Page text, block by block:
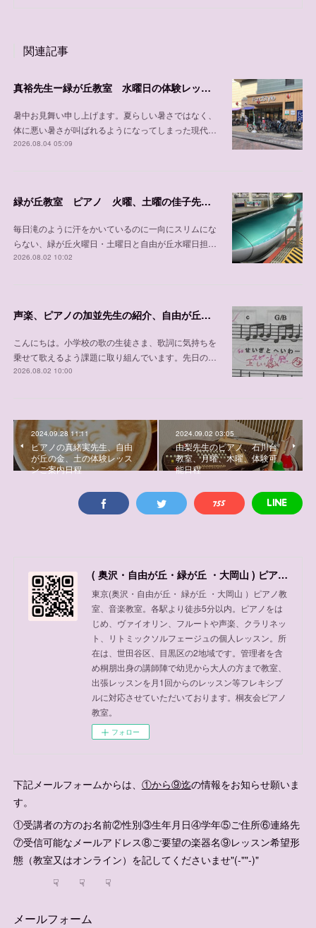
関連記事
真裕先生ー緑が丘教室 水曜日の体験レッスン可能日程
暑中お見舞い申し上げます。夏らしい暑さではなく、
体に悪い暑さが叫ばれるようになってしまった現代…
2026.08.04 05:09
緑が丘教室 ピアノ 火曜、土曜の佳子先生の紹介
毎日滝のように汗をかいているのに一向にスリムにな
らない、緑が丘火曜日・土曜日と自由が丘水曜日担…
2026.08.02 10:02
声楽、ピアノの加並先生の紹介、自由が丘教室 木曜日、 土曜日、日曜日/緑が丘教室 金曜日
こんにちは。小学校の歌の生徒さま、歌詞に気持ちを
乗せて歌えるよう課題に取り組んでいます。先日の…
2026.08.02 10:00
2024.09.28 11:11
ピアノの真緒実先生、自由
が丘の金、土の体験レッス
ンご案内日程
2024.09.02 03:05
由梨先生のピアノ、石川台
教室、月曜、木曜、体験可
能日程
( 奥沢・自由が丘・緑が丘 ・大岡山 ) ピアノ教室、音楽教室
東京(奥沢・自由が丘・ 緑が丘 ・大岡山 ）ピアノ教
室、音楽教室。各駅より徒歩5分以内。ピアノをは
じめ、ヴァイオリン、フルートや声楽、クラリネッ
ト、リトミックソルフェージュの個人レッスン。所
在は、世田谷区、目黒区の2地域です。管理者を含
め桐朋出身の講師陣で幼児から大人の方まで教室、
出張レッスンを月1回からのレッスン等フレキシブ
ルに対応させていただいております。桐友会ピアノ
教室。
フォロー
下記メールフォームからは、 ①から⑨迄の情報をお知らせ願いま
す。
①受講者の方のお名前②性別③生年月日④学年⑤ご住所⑥連絡先
⑦受信可能なメールアドレス⑧ご要望の楽器名⑨レッスン希望形
態（教室又はオンライン）を記してくださいませ"(-""-)"
☟ ☟ ☟